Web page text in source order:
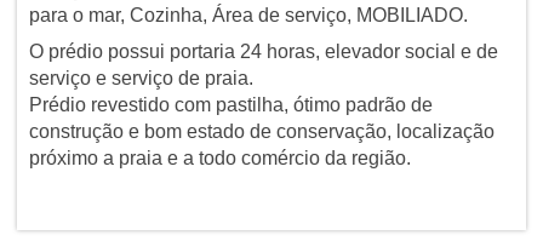
para o mar, Cozinha, Área de serviço, MOBILIADO.
O prédio possui portaria 24 horas, elevador social e de
serviço e serviço de praia.
Prédio revestido com pastilha, ótimo padrão de
construção e bom estado de conservação, localização
próximo a praia e a todo comércio da região.